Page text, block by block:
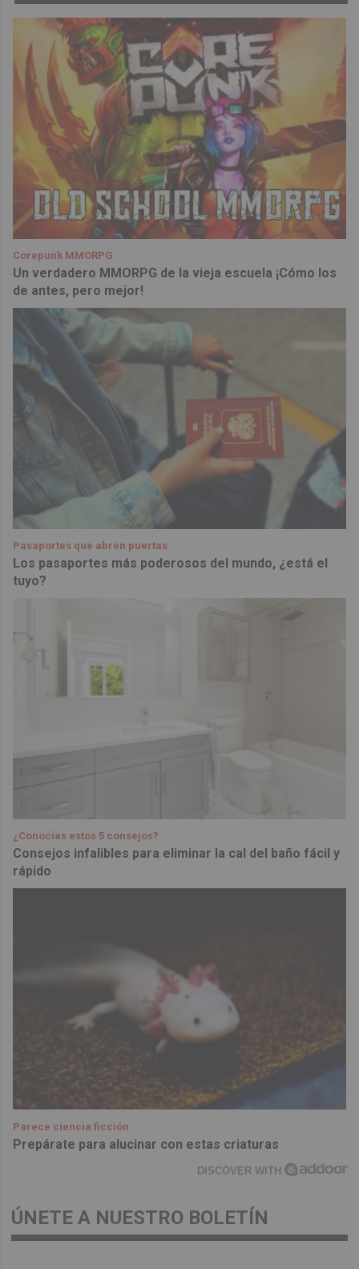
Corepunk MMORPG
Un verdadero MMORPG de la vieja escuela ¡Cómo los
de antes, pero mejor!
Pasaportes que abren puertas
Los pasaportes más poderosos del mundo, ¿está el
tuyo?
¿Conocías estos 5 consejos?
Consejos infalibles para eliminar la cal del baño fácil y
rápido
Parece ciencia ficción
Prepárate para alucinar con estas criaturas
DISCOVER WITH
ÚNETE A NUESTRO BOLETÍN